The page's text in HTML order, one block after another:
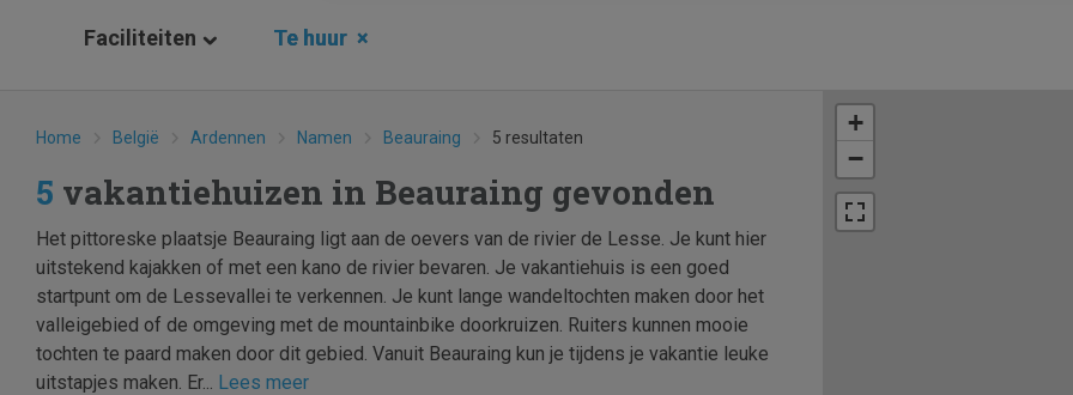
Faciliteiten Te huur ×
Home België Ardennen Namen Beauraing 5 resultaten
5 vakantiehuizen in Beauraing gevonden
Het pittoreske plaatsje Beauraing ligt aan de oevers van de rivier de Lesse. Je kunt hier
uitstekend kajakken of met een kano de rivier bevaren. Je vakantiehuis is een goed
startpunt om de Lessevallei te verkennen. Je kunt lange wandeltochten maken door het
valleigebied of de omgeving met de mountainbike doorkruizen. Ruiters kunnen mooie
tochten te paard maken door dit gebied. Vanuit Beauraing kun je tijdens je vakantie leuke
uitstapjes maken. Er... Lees meer
+
−